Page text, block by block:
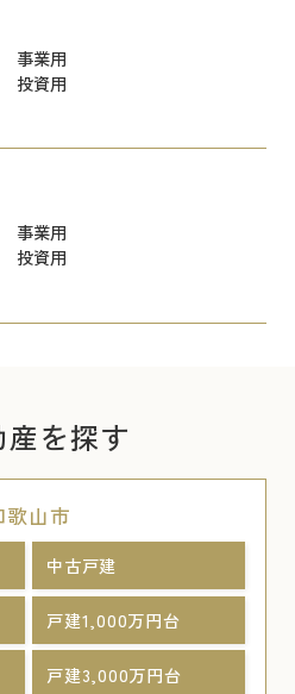
事業用
投資用
事業用
投資用
を探す
歌山市
中古戸建
戸建1,000万円台
戸建3,000万円台